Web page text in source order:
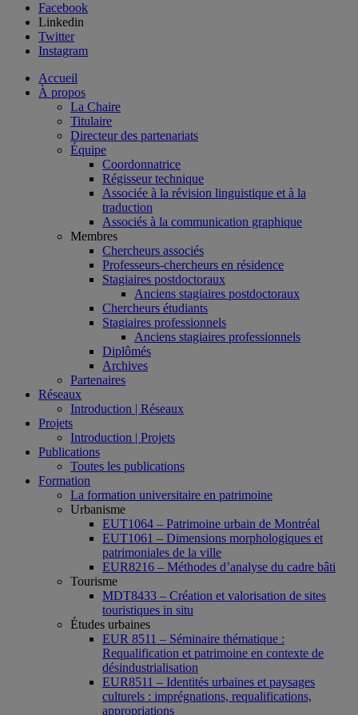
Facebook
Linkedin
Twitter
Instagram
Accueil
À propos
La Chaire
Titulaire
Directeur des partenariats
Équipe
Coordonnatrice
Régisseur technique
Associée à la révision linguistique et à la
traduction
Associés à la communication graphique
Membres
Chercheurs associés
Professeurs-chercheurs en résidence
Stagiaires postdoctoraux
Anciens stagiaires postdoctoraux
Chercheurs étudiants
Stagiaires professionnels
Anciens stagiaires professionnels
Diplômés
Archives
Partenaires
Réseaux
Introduction | Réseaux
Projets
Introduction | Projets
Publications
Toutes les publications
Formation
La formation universitaire en patrimoine
Urbanisme
EUT1064 – Patrimoine urbain de Montréal
EUT1061 – Dimensions morphologiques et
patrimoniales de la ville
EUR8216 – Méthodes d’analyse du cadre bâti
Tourisme
MDT8433 – Création et valorisation de sites
touristiques in situ
Études urbaines
EUR 8511 – Séminaire thématique :
Requalification et patrimoine en contexte de
désindustrialisation
EUR8511 – Identités urbaines et paysages
culturels : imprégnations, requalifications,
appropriations